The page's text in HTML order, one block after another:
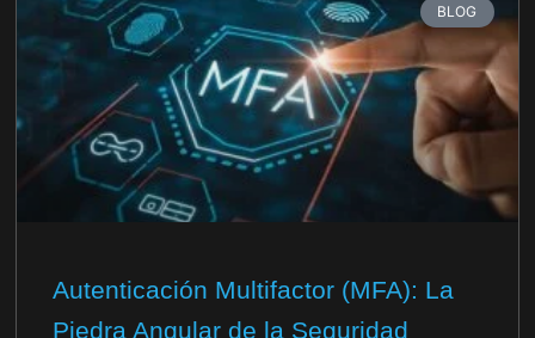
BLOG
Autenticación Multifactor (MFA): La
Piedra Angular de la Seguridad